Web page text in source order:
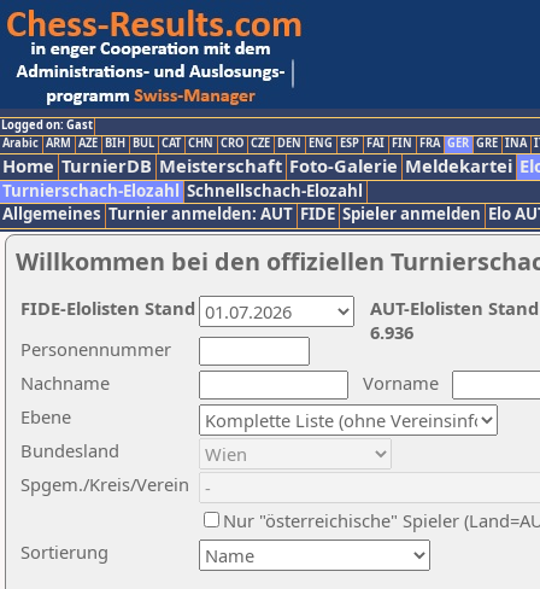
Logged on: Gast
Arabic ARM AZE BIH BUL CAT CHN CRO CZE DEN ENG ESP FAI FIN FRA GER GRE INA
Home TurnierDB Meisterschaft Foto-Galerie Meldekartei
Turnierschach-Elozahl Schnellschach-Elozahl
Allgemeines Turnier anmelden: AUT FIDE Spieler anmelden Elo
Willkommen bei den offiziellen
Nachname
Vorname
Ebene
Sortierung
Personennummer
Bundesland
Spgem./Kreis/Verein
Nur "österreichische" Spieler
AUT-Elolisten
6.936
FIDE-Elolisten Stand